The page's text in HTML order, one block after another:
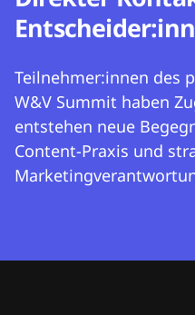
Teilnehmer:innen des
W&V Summit haben
entstehen neue
Content-Praxis und